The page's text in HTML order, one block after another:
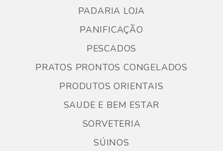
PADARIA LOJA
PANIFICAÇÃO
PESCADOS
PRATOS PRONTOS CONGELADOS
PRODUTOS ORIENTAIS
SAUDE E BEM ESTAR
SORVETERIA
SÚINOS